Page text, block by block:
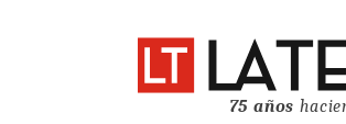
75 años